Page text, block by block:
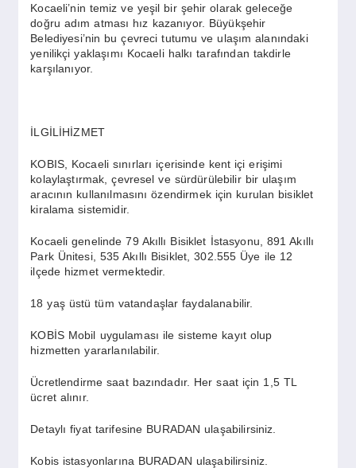
Kocaeli’nin temiz ve yeşil bir şehir olarak geleceğe
doğru adım atması hız kazanıyor. Büyükşehir
Belediyesi’nin bu çevreci tutumu ve ulaşım alanındaki
yenilikçi yaklaşımı Kocaeli halkı tarafından takdirle
karşılanıyor.
İLGİLİHİZMET
KOBIS, Kocaeli sınırları içerisinde kent içi erişimi
kolaylaştırmak, çevresel ve sürdürülebilir bir ulaşım
aracının kullanılmasını özendirmek için kurulan bisiklet
kiralama sistemidir.
Kocaeli genelinde 79 Akıllı Bisiklet İstasyonu, 891 Akıllı
Park Ünitesi, 535 Akıllı Bisiklet, 302.555 Üye ile 12
ilçede hizmet vermektedir.
18 yaş üstü tüm vatandaşlar faydalanabilir.
KOBİS Mobil uygulaması ile sisteme kayıt olup
hizmetten yararlanılabilir.
Ücretlendirme saat bazındadır. Her saat için 1,5 TL
ücret alınır.
Detaylı fiyat tarifesine BURADAN ulaşabilirsiniz.
Kobis istasyonlarına BURADAN ulaşabilirsiniz.